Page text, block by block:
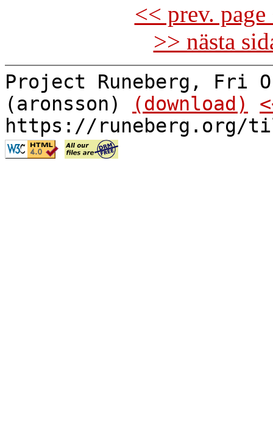
<< prev.
>> nästa
Project Runeberg, Fri
(aronsson)
(download)
https://runeberg.org/